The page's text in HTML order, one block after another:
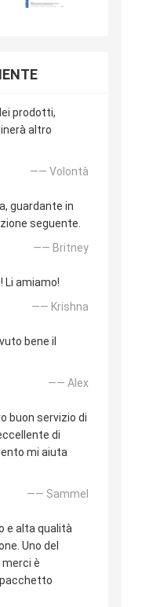
prodotti,
altro
—— Volontà
guardante in
seguente.
—— Britney
Li amiamo!
—— Krishna
bene il
—— Alex
buon servizio di
di
mi aiuta
—— Sammel
e alta qualità
Uno del
è